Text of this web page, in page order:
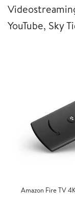
YouTube, Sky
Amazon Fire TV